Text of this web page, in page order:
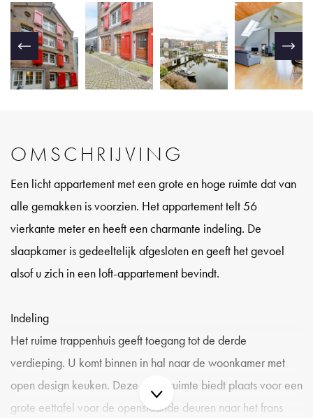
OMSCHRIJVING
Een licht appartement met een grote en hoge ruimte dat van
alle gemakken is voorzien. Het appartement telt 56
vierkante meter en heeft een charmante indeling. De
slaapkamer is gedeeltelijk afgesloten en geeft het gevoel
alsof u zich in een loft-appartement bevindt.
Indeling
Het ruime trappenhuis geeft toegang tot de derde
verdieping. U komt binnen in hal naar de woonkamer met
open design keuken. Deze grote ruimte biedt plaats voor een
grote eettafel voor de openslaande deuren naar het frans